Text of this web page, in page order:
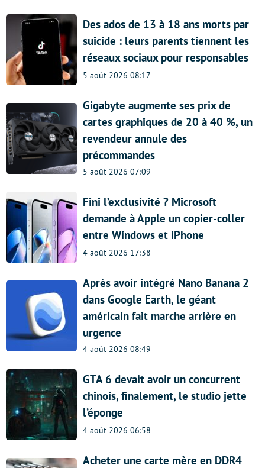
Des ados de 13 à 18 ans morts par
suicide : leurs parents tiennent les
réseaux sociaux pour responsables
5 août 2026 08:17
Gigabyte augmente ses prix de
cartes graphiques de 20 à 40 %, un
revendeur annule des
précommandes
5 août 2026 07:09
Fini l’exclusivité ? Microsoft
demande à Apple un copier-coller
entre Windows et iPhone
4 août 2026 17:38
Après avoir intégré Nano Banana 2
dans Google Earth, le géant
américain fait marche arrière en
urgence
4 août 2026 08:49
GTA 6 devait avoir un concurrent
chinois, finalement, le studio jette
l’éponge
4 août 2026 06:58
Acheter une carte mère en DDR4